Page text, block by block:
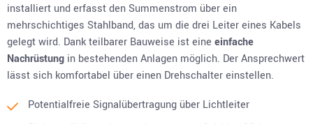
installiert und erfasst den Summenstrom über ein
mehrschichtiges Stahlband, das um die drei Leiter eines Kabels
gelegt wird. Dank teilbarer Bauweise ist eine einfache
Nachrüstung in bestehenden Anlagen möglich. Der Ansprechwert
lässt sich komfortabel über einen Drehschalter einstellen.
Potentialfreie Signalübertragung über Lichtleiter